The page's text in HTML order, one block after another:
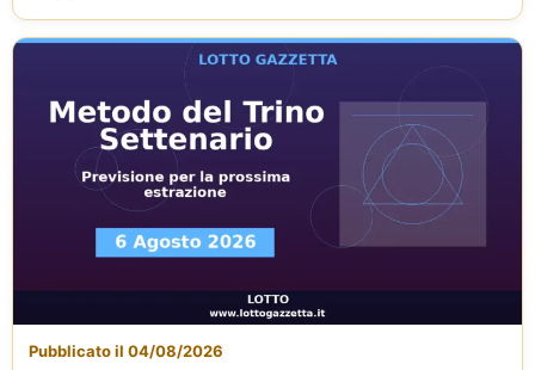
Pubblicato il 04/08/2026